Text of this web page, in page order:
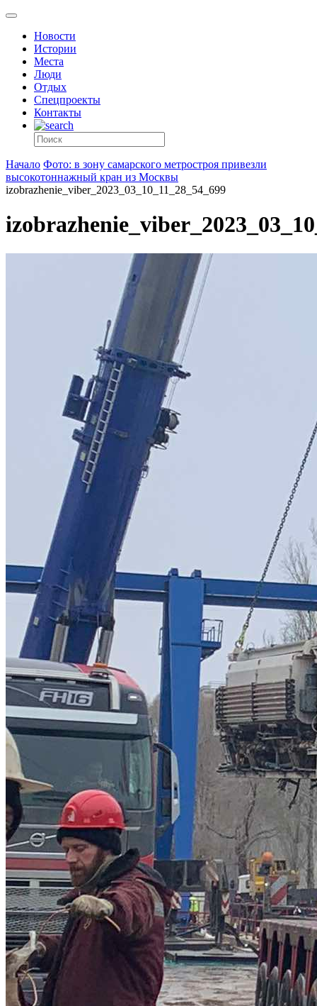
Новости
Истории
Места
Люди
Отдых
Спецпроекты
Контакты
Начало Фото: в зону самарского метростроя привезли
высокотоннажный кран из Москвы
izobrazhenie_viber_2023_03_10_11_28_54_699